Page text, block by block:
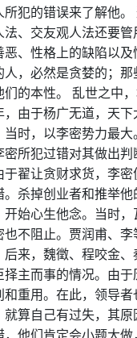
所犯的错误来了解他
、交友观人法还要
、性格上的缺陷以
人，必然是贪婪的；
的本性。 乱世之中
，由于杨广无道，天
当时，以李密势力最
密所犯过错对其做出
于翟让贪财求货，李
杀掉创业者和推举
始心生他念。当时
不阻止。贾润甫、
后来，魏徵、程咬金
择主而事的情况。由
重用。在此，领导
就算自己有过失，其
，他们肯定会小题大